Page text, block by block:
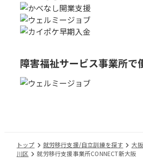
障害福祉サービス事業所で
トップ 就労移行支援/自立訓練を探す 大
川区
就労移行支援事業所CONNECT新大阪